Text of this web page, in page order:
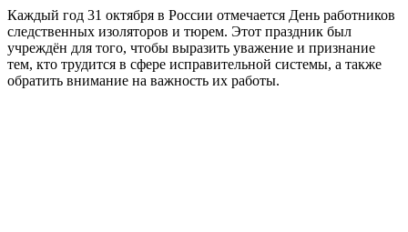
Каждый год 31 октября в России отмечается День работников
следственных изоляторов и тюрем. Этот праздник был
учреждён для того, чтобы выразить уважение и признание
тем, кто трудится в сфере исправительной системы, а также
обратить внимание на важность их работы.